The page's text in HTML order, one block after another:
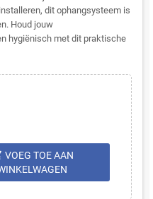
dit ophangsysteem is
Houd jouw
hygiënisch met dit praktische
VOEG TOE AAN